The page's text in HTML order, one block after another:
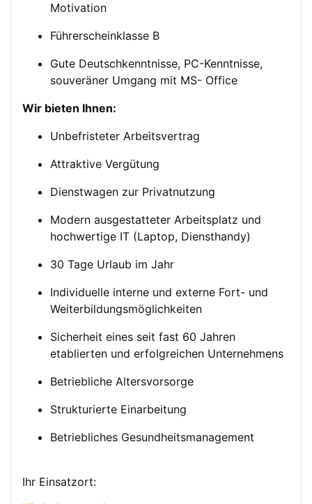
Motivation
Führerscheinklasse B
Gute Deutschkenntnisse, PC-Kenntnisse,
souveräner Umgang mit MS- Office
Wir bieten Ihnen:
Unbefristeter Arbeitsvertrag
Attraktive Vergütung
Dienstwagen zur Privatnutzung
Modern ausgestatteter Arbeitsplatz und
hochwertige IT (Laptop, Diensthandy)
30 Tage Urlaub im Jahr
Individuelle interne und externe Fort- und
Weiterbildungsmöglichkeiten
Sicherheit eines seit fast 60 Jahren
etablierten und erfolgreichen Unternehmens
Betriebliche Altersvorsorge
Strukturierte Einarbeitung
Betriebliches Gesundheitsmanagement
Ihr Einsatzort: